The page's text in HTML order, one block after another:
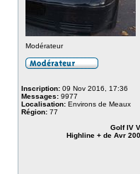
Modérateur
Inscription: 09 Nov 2016, 17:36
Messages: 9977
Localisation: Environs de Meaux
Région: 77
Golf IV
Highline + de Avr